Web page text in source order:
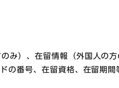
み）、在留情報（外国人の
番号、在留資格、在留期間